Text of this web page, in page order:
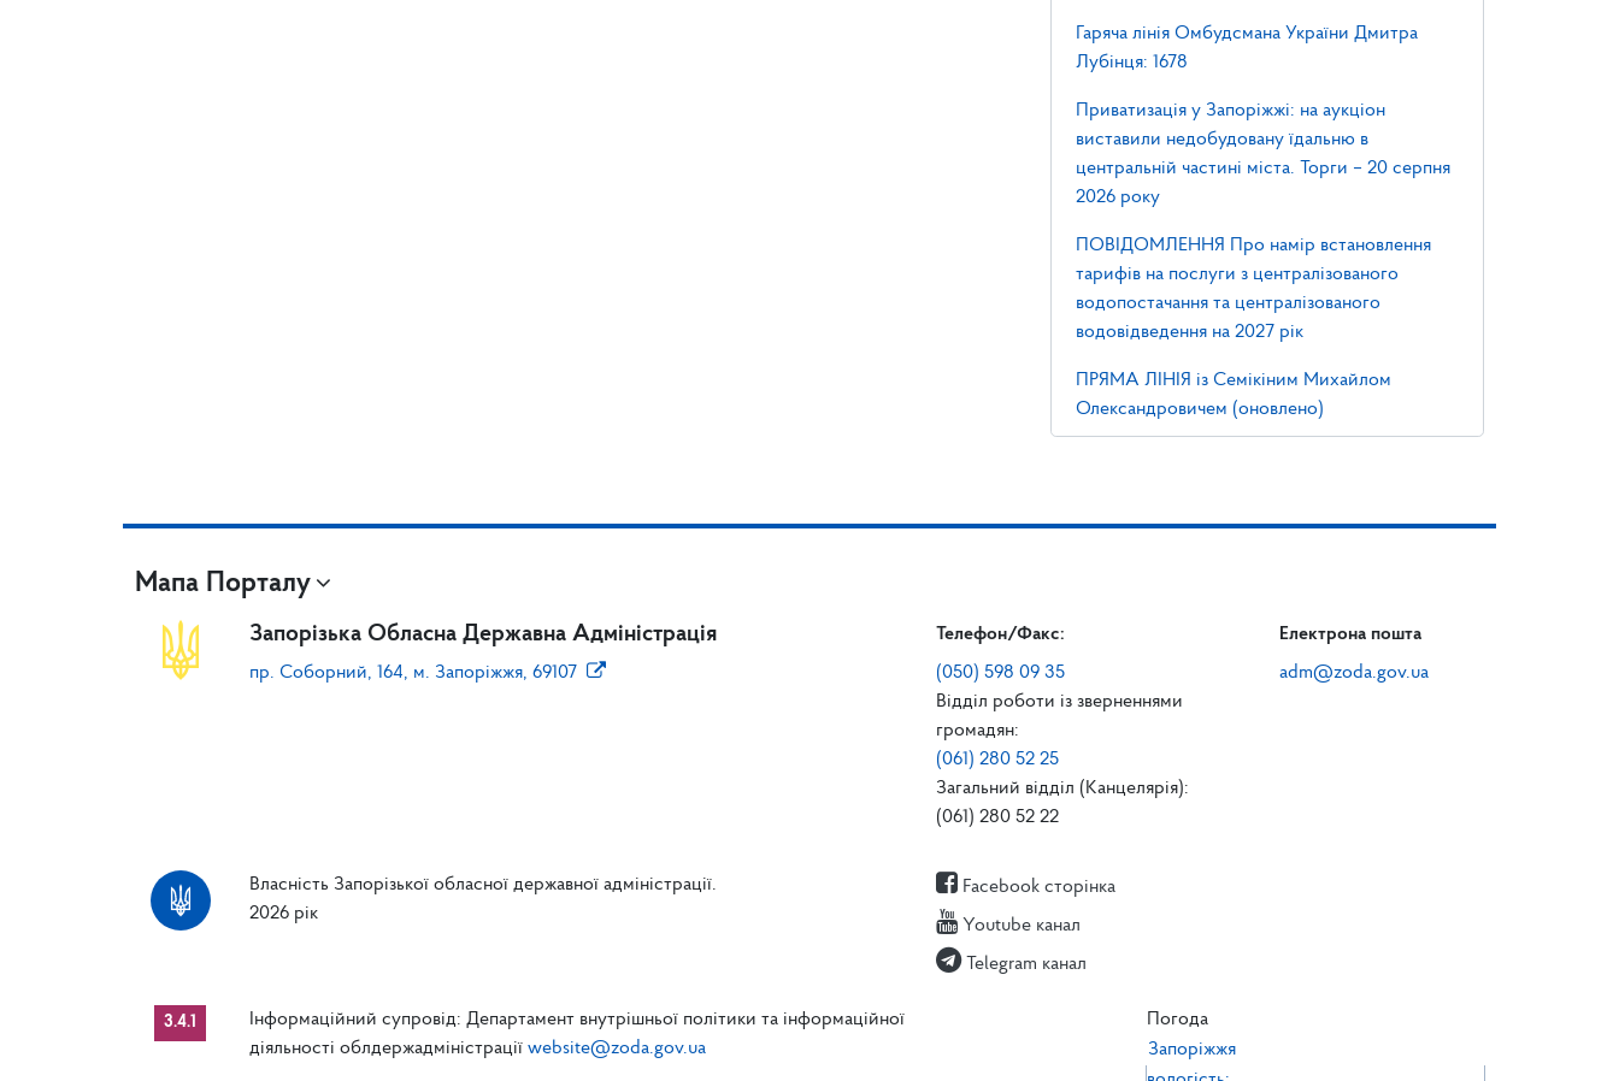
Гаряча лінія Омбудсмана України Дмитра
Лубінця: 1678
Приватизація у Запоріжжі: на аукціон
виставили недобудовану їдальню в
центральній частині міста. Торги – 20 серпня
2026 року
ПОВІДОМЛЕННЯ Про намір встановлення
тарифів на послуги з централізованого
водопостачання та централізованого
водовідведення на 2027 рік
ПРЯМА ЛІНІЯ із Семікіним Михайлом
Олександровичем (оновлено)
Мапа Порталу
Запорізька Обласна Державна Адміністрація
пр. Соборний, 164, м. Запоріжжя, 69107
Телефон/Факс:
(050) 598 09 35
Відділ роботи із зверненнями
громадян:
(061) 280 52 25
Загальний відділ (Канцелярія):
(061) 280 52 22
Електрона пошта
adm@zoda.gov.ua
Власність Запорізької обласної державної адміністрації.
2026 рік
Facebook сторінка
Youtube канал
Telegram канал
3.4.1
Інформаційний супровід: Департамент внутрішньої політики та інформаційної
діяльності облдержадміністрації website@zoda.gov.ua
Погода
Запоріжжя